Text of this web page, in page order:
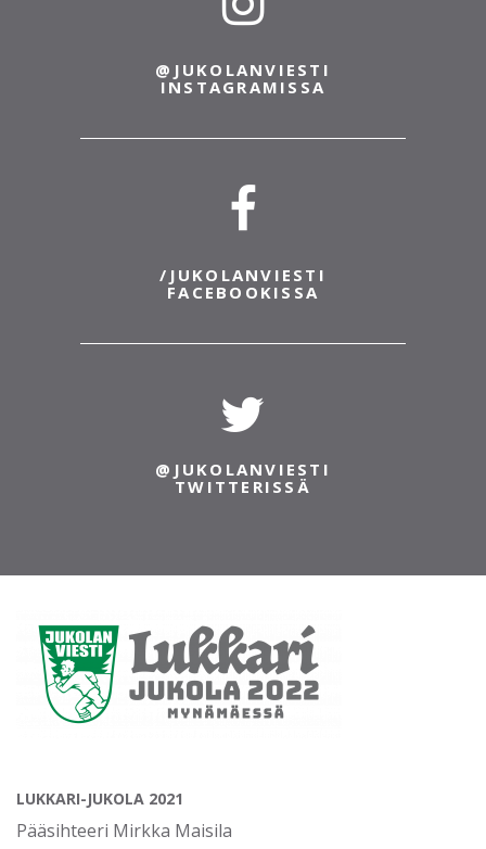
Löytötavarapalvelun Turun toimipisteelle
Viilarinkatu 5, 20320 Turku
(https://loytotavara.net/loytotavaratoimistot/turku/).
@JUKOLANVIESTI
INSTAGRAMISSA
/JUKOLANVIESTI